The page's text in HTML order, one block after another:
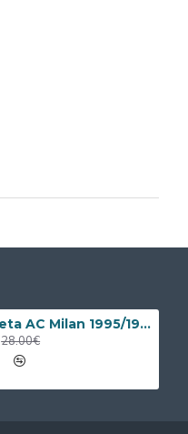
Camiseta AC Milan 1995/1996 Alternativo Retro
28.00€